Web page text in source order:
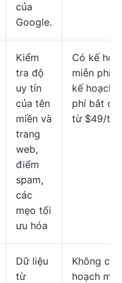
của
Google.
Kiểm
tra độ
uy tín
của tên
miền và
trang
web,
điểm
spam,
các
mẹo tối
ưu hóa
Có kế
miễn phí;
kế hoạch
phí bắt
từ $49/
Dữ liệu
từ
Không có
hoạch